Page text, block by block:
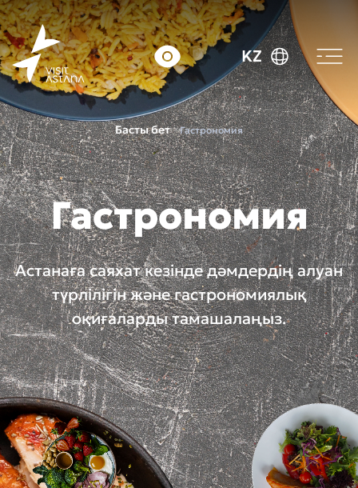
KZ
Басты бет Гастрономия
Гастрономия
Астанаға саяхат кезінде дәмдердің алуан
түрлілігін және гастрономиялық
оқиғаларды тамашалаңыз.